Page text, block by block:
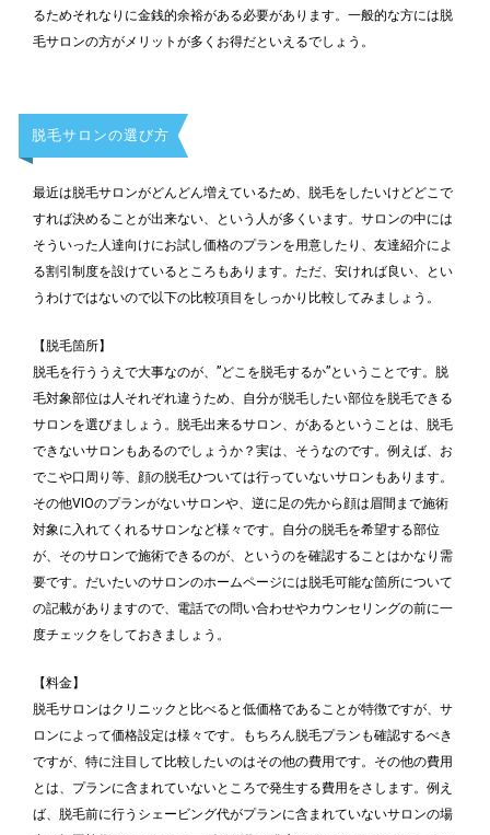
るためそれなりに金銭的余裕がある必要があります。一般的な方には脱
毛サロンの方がメリットが多くお得だといえるでしょう。
脱毛サロンの選び方
最近は脱毛サロンがどんどん増えているため、脱毛をしたいけどどこで
すれば決めることが出来ない、という人が多くいます。サロンの中には
そういった人達向けにお試し価格のプランを用意したり、友達紹介によ
る割引制度を設けているところもあります。ただ、安ければ良い、とい
うわけではないので以下の比較項目をしっかり比較してみましょう。
【脱毛箇所】
脱毛を行ううえで大事なのが、”どこを脱毛するか”ということです。脱
毛対象部位は人それぞれ違うため、自分が脱毛したい部位を脱毛できる
サロンを選びましょう。脱毛出来るサロン、があるということは、脱毛
できないサロンもあるのでしょうか？実は、そうなのです。例えば、お
でこや口周り等、顔の脱毛ひついては行っていないサロンもあります。
その他VIOのプランがないサロンや、逆に足の先から顔は眉間まで施術
対象に入れてくれるサロンなど様々です。自分の脱毛を希望する部位
が、そのサロンで施術できるのが、というのを確認することはかなり需
要です。だいたいのサロンのホームページには脱毛可能な箇所について
の記載がありますので、電話での問い合わせやカウンセリングの前に一
度チェックをしておきましょう。
【料金】
脱毛サロンはクリニックと比べると低価格であることが特徴ですが、サ
ロンによって価格設定は様々です。もちろん脱毛プランも確認するべき
ですが、特に注目して比較したいのはその他の費用です。その他の費用
とは、プランに含まれていないところで発生する費用をさします。例え
ば、脱毛前に行うシェービング代がプランに含まれていないサロンの場